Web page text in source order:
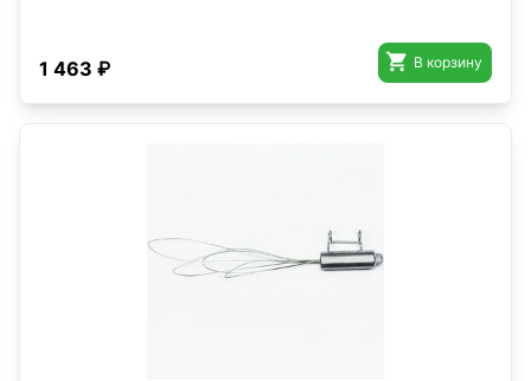
1 463 ₽  В корзину